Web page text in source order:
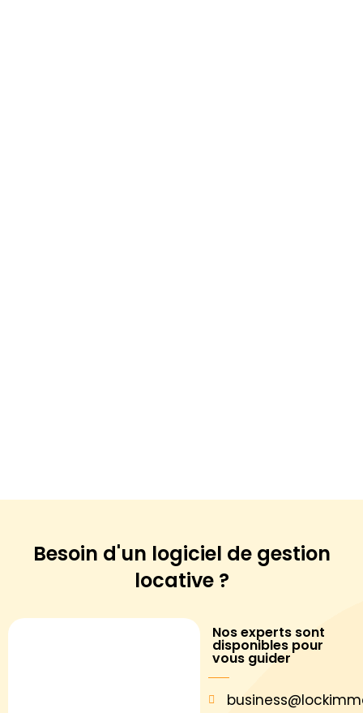
Besoin d'un logiciel de gestion
locative ?
Nos experts sont
disponibles pour
vous guider